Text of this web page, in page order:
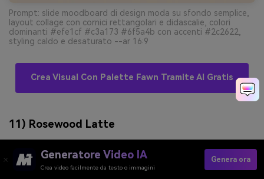
Prompt: slide moodboard di design moda su sfondo semplice,
layout collage con cornici rettangolari e didascalie, colori
dominanti #efe1cf #c3a173 #6f5a4b con accenti #2c2622,
styling caldo e desaturato --ar 16:9
Crea Visual Con Palette Fawn Tramite AI Gratis
11) Rosewood Latte
Generatore Video IA
Crea video facilmente da testo o immagini
Genera ora